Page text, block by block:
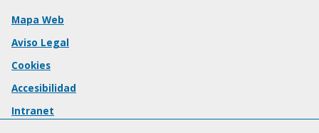
Mapa Web
Aviso Legal
Cookies
Accesibilidad
Intranet